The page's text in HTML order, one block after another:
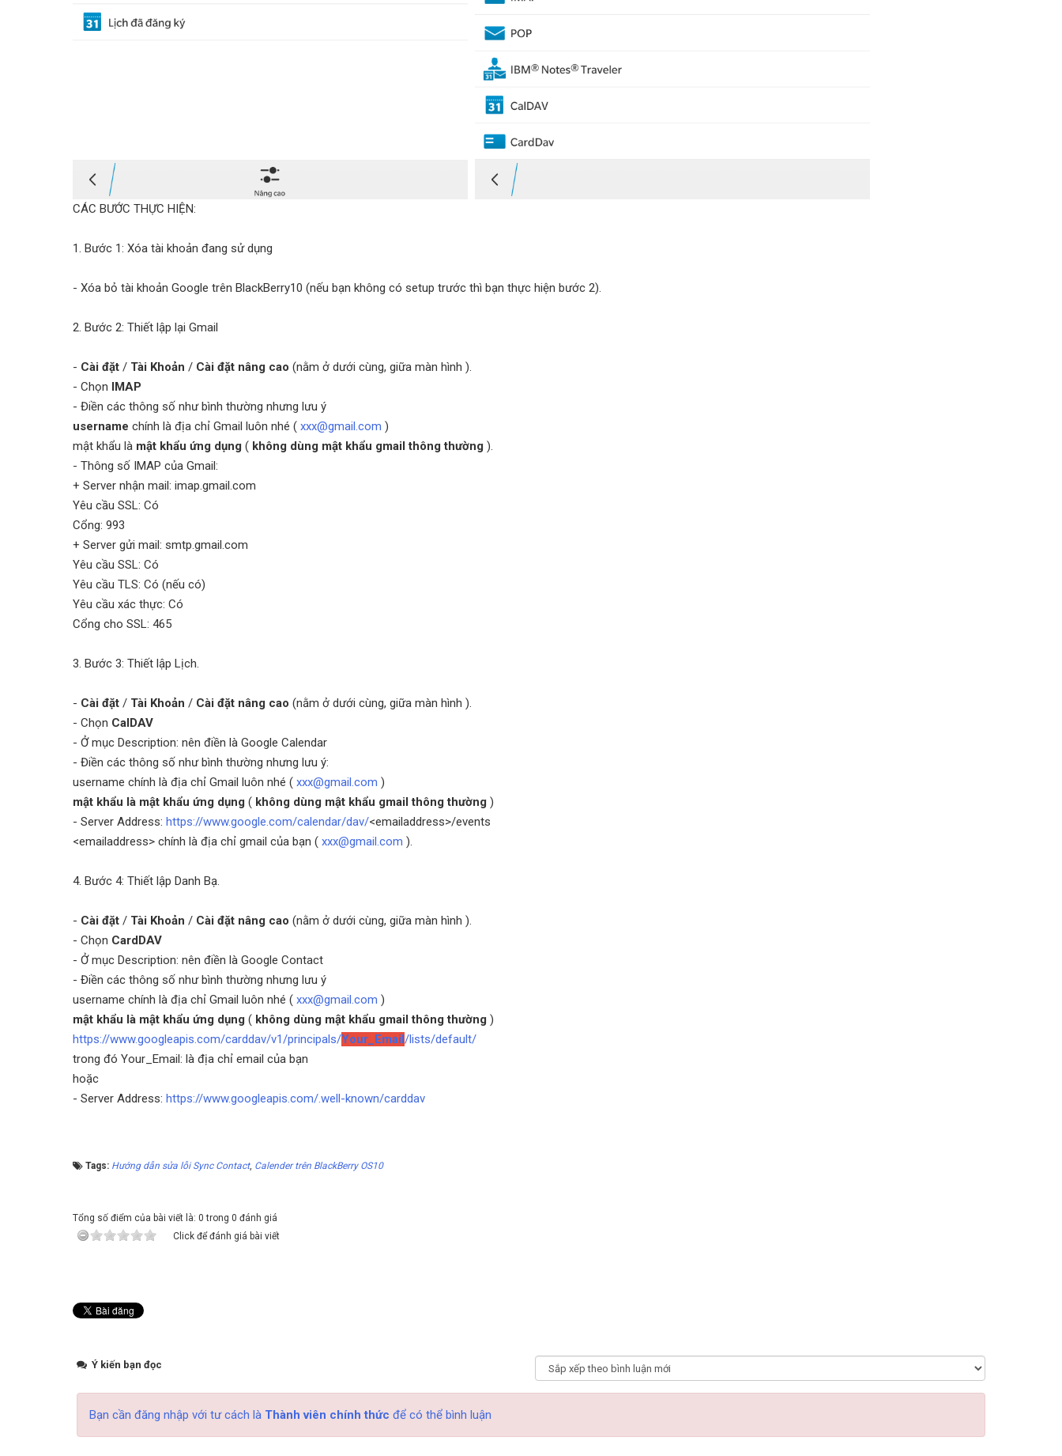
CÁC BƯỚC THỰC HIỆN:
1. Bước 1: Xóa tài khoản đang sử dụng
- Xóa bỏ tài khoản Google trên BlackBerry10 (nếu bạn không có setup trước thì bạn thực hiện bước 2).
2. Bước 2: Thiết lập lại Gmail
- Cài đặt / Tài Khoản / Cài đặt nâng cao (nằm ở dưới cùng, giữa màn hình ).
- Chọn IMAP
- Điền các thông số như bình thường nhưng lưu ý
username chính là địa chỉ Gmail luôn nhé ( xxx@gmail.com )
mật khẩu là mật khẩu ứng dụng ( không dùng mật khẩu gmail thông thường ).
- Thông số IMAP của Gmail:
+ Server nhận mail: imap.gmail.com
Yêu cầu SSL: Có
Cổng: 993
+ Server gửi mail: smtp.gmail.com
Yêu cầu SSL: Có
Yêu cầu TLS: Có (nếu có)
Yêu cầu xác thực: Có
Cổng cho SSL: 465
3. Bước 3: Thiết lập Lịch.
- Cài đặt / Tài Khoản / Cài đặt nâng cao (nằm ở dưới cùng, giữa màn hình ).
- Chọn CalDAV
- Ở mục Description: nên điền là Google Calendar
- Điền các thông số như bình thường nhưng lưu ý:
username chính là địa chỉ Gmail luôn nhé ( xxx@gmail.com )
mật khẩu là mật khẩu ứng dụng ( không dùng mật khẩu gmail thông thường )
- Server Address: https://www.google.com/calendar/dav/<emailaddress>/events
<emailaddress> chính là địa chỉ gmail của bạn ( xxx@gmail.com ).
4. Bước 4: Thiết lập Danh Bạ.
- Cài đặt / Tài Khoản / Cài đặt nâng cao (nằm ở dưới cùng, giữa màn hình ).
- Chọn CardDAV
- Ở mục Description: nên điền là Google Contact
- Điền các thông số như bình thường nhưng lưu ý
username chính là địa chỉ Gmail luôn nhé ( xxx@gmail.com )
mật khẩu là mật khẩu ứng dụng ( không dùng mật khẩu gmail thông thường )
https://www.googleapis.com/carddav/v1/principals/Your_Email/lists/default/
trong đó Your_Email: là địa chỉ email của bạn
hoặc
- Server Address: https://www.googleapis.com/.well-known/carddav
Tags: Hướng dẫn sửa lỗi Sync Contact, Calender trên BlackBerry OS10
Tổng số điểm của bài viết là: 0 trong 0 đánh giá
Click để đánh giá bài viết
Ý kiến bạn đọc
Bạn cần đăng nhập với tư cách là Thành viên chính thức để có thể bình luận